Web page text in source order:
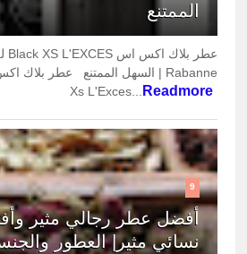
الممتنع
Xs L'Exces... Readmore
9
أفضل عطر رجالي مثير
نسائي مثير| العطور